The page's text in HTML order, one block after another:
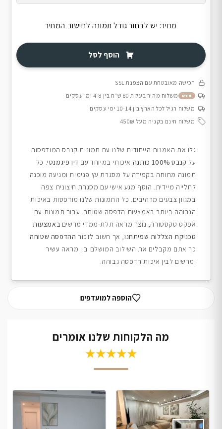
מחיר: יש לבחור גודל תמונה לחישוב המחיר
הוסף לסל
רכישה מאובטחת עם הצפנת SSL
חדש
משלוח מהיר בעלות 80 ש״ח בין 4-8 ימי עסקים
משלוח רגיל לכל הארץ בין 10-14 ימי עסקים
משלוח חינם בקניה מעל 450₪
גלו את האמנות הייחודית שלנו עם תמונות קנבס המודפסות
על קנבס 100% כותנה איכותי במיוחד עם דיו פיגמנטי. כל
תמונה מתוחה בקפידה על מסגרת עץ פנימית ומגיעה מוכנה
לתלייה מיידית. הוסף מגע אישי עם מסגרת חיצונית צפה
במגוון צבעים מרהיבים. כל התמונות שלנו מודפסות באיכות
הגבוהה ביותר באמצעות הדפסה שטוחה. עבור תמונות עם
אפקט טקסטורה, נוצר מראה תלת-ממדי מרשים באמצעות
טכניקת הצללות שפיתחנו, אך חשוב לזכור ההדפסה שטוחה.
כך אתם מקבלים את השילוב המושלם בין מראה עשיר
ומרשים לבין איכות הדפסה גבוהה.
הוספה למועדפים
מה הלקוחות שלנו אומרים
★★★★★